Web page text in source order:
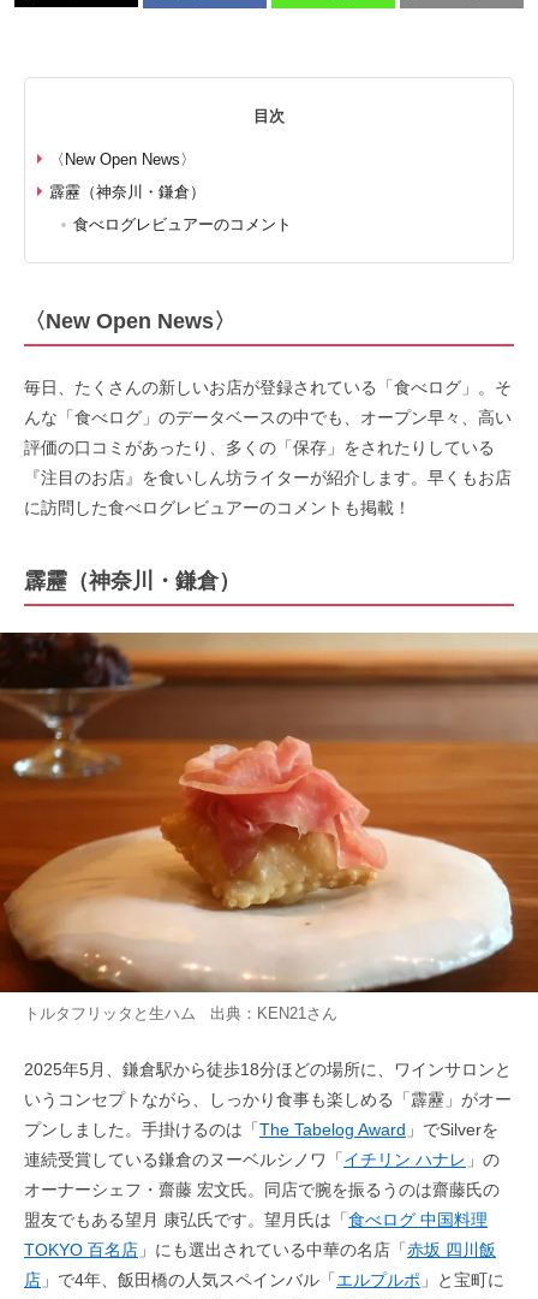
目次
〈New Open News〉
霹靂（神奈川・鎌倉）
食べログレビュアーのコメント
〈New Open News〉
毎日、たくさんの新しいお店が登録されている「食べログ」。そ
んな「食べログ」のデータベースの中でも、オープン早々、高い
評価の口コミがあったり、多くの「保存」をされたりしている
『注目のお店』を食いしん坊ライターが紹介します。早くもお店
に訪問した食べログレビュアーのコメントも掲載！
霹靂（神奈川・鎌倉）
トルタフリッタと生ハム 出典： KEN21 さん
2025年5月、鎌倉駅から徒歩18分ほどの場所に、ワインサロンと
いうコンセプトながら、しっかり食事も楽しめる「霹靂」がオー
プンしました。手掛けるのは「The Tabelog Award 」でSilverを
連続受賞している鎌倉のヌーベルシノワ「イチリン ハナレ 」の
オーナーシェフ・齋藤 宏文氏。同店で腕を振るうのは齋藤氏の
盟友でもある望月 康弘氏です。望月氏は「食べログ 中国料理
TOKYO 百名店 」にも選出されている中華の名店「赤坂 四川飯
店 」で4年、飯田橋の人気スペインバル「エルプルポ 」と宝町に